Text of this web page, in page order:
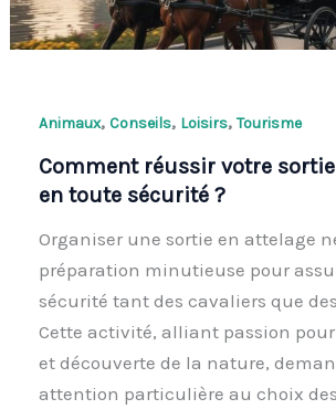
Animaux, Conseils, Loisirs, Tourisme
Comment réussir votre
en toute sécurité ?
Organiser une sortie en attelage
préparation minutieuse pour
sécurité tant des cavaliers que
Cette activité, alliant passion
et découverte de la nature,
attention particulière au choix